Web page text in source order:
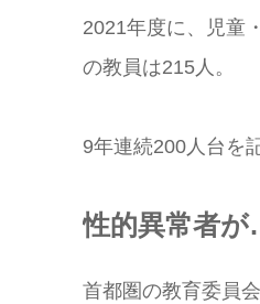
2021年度に、児童
の教員は215人。
9年連続200人台を
性的異常者
首都圏の教育委員